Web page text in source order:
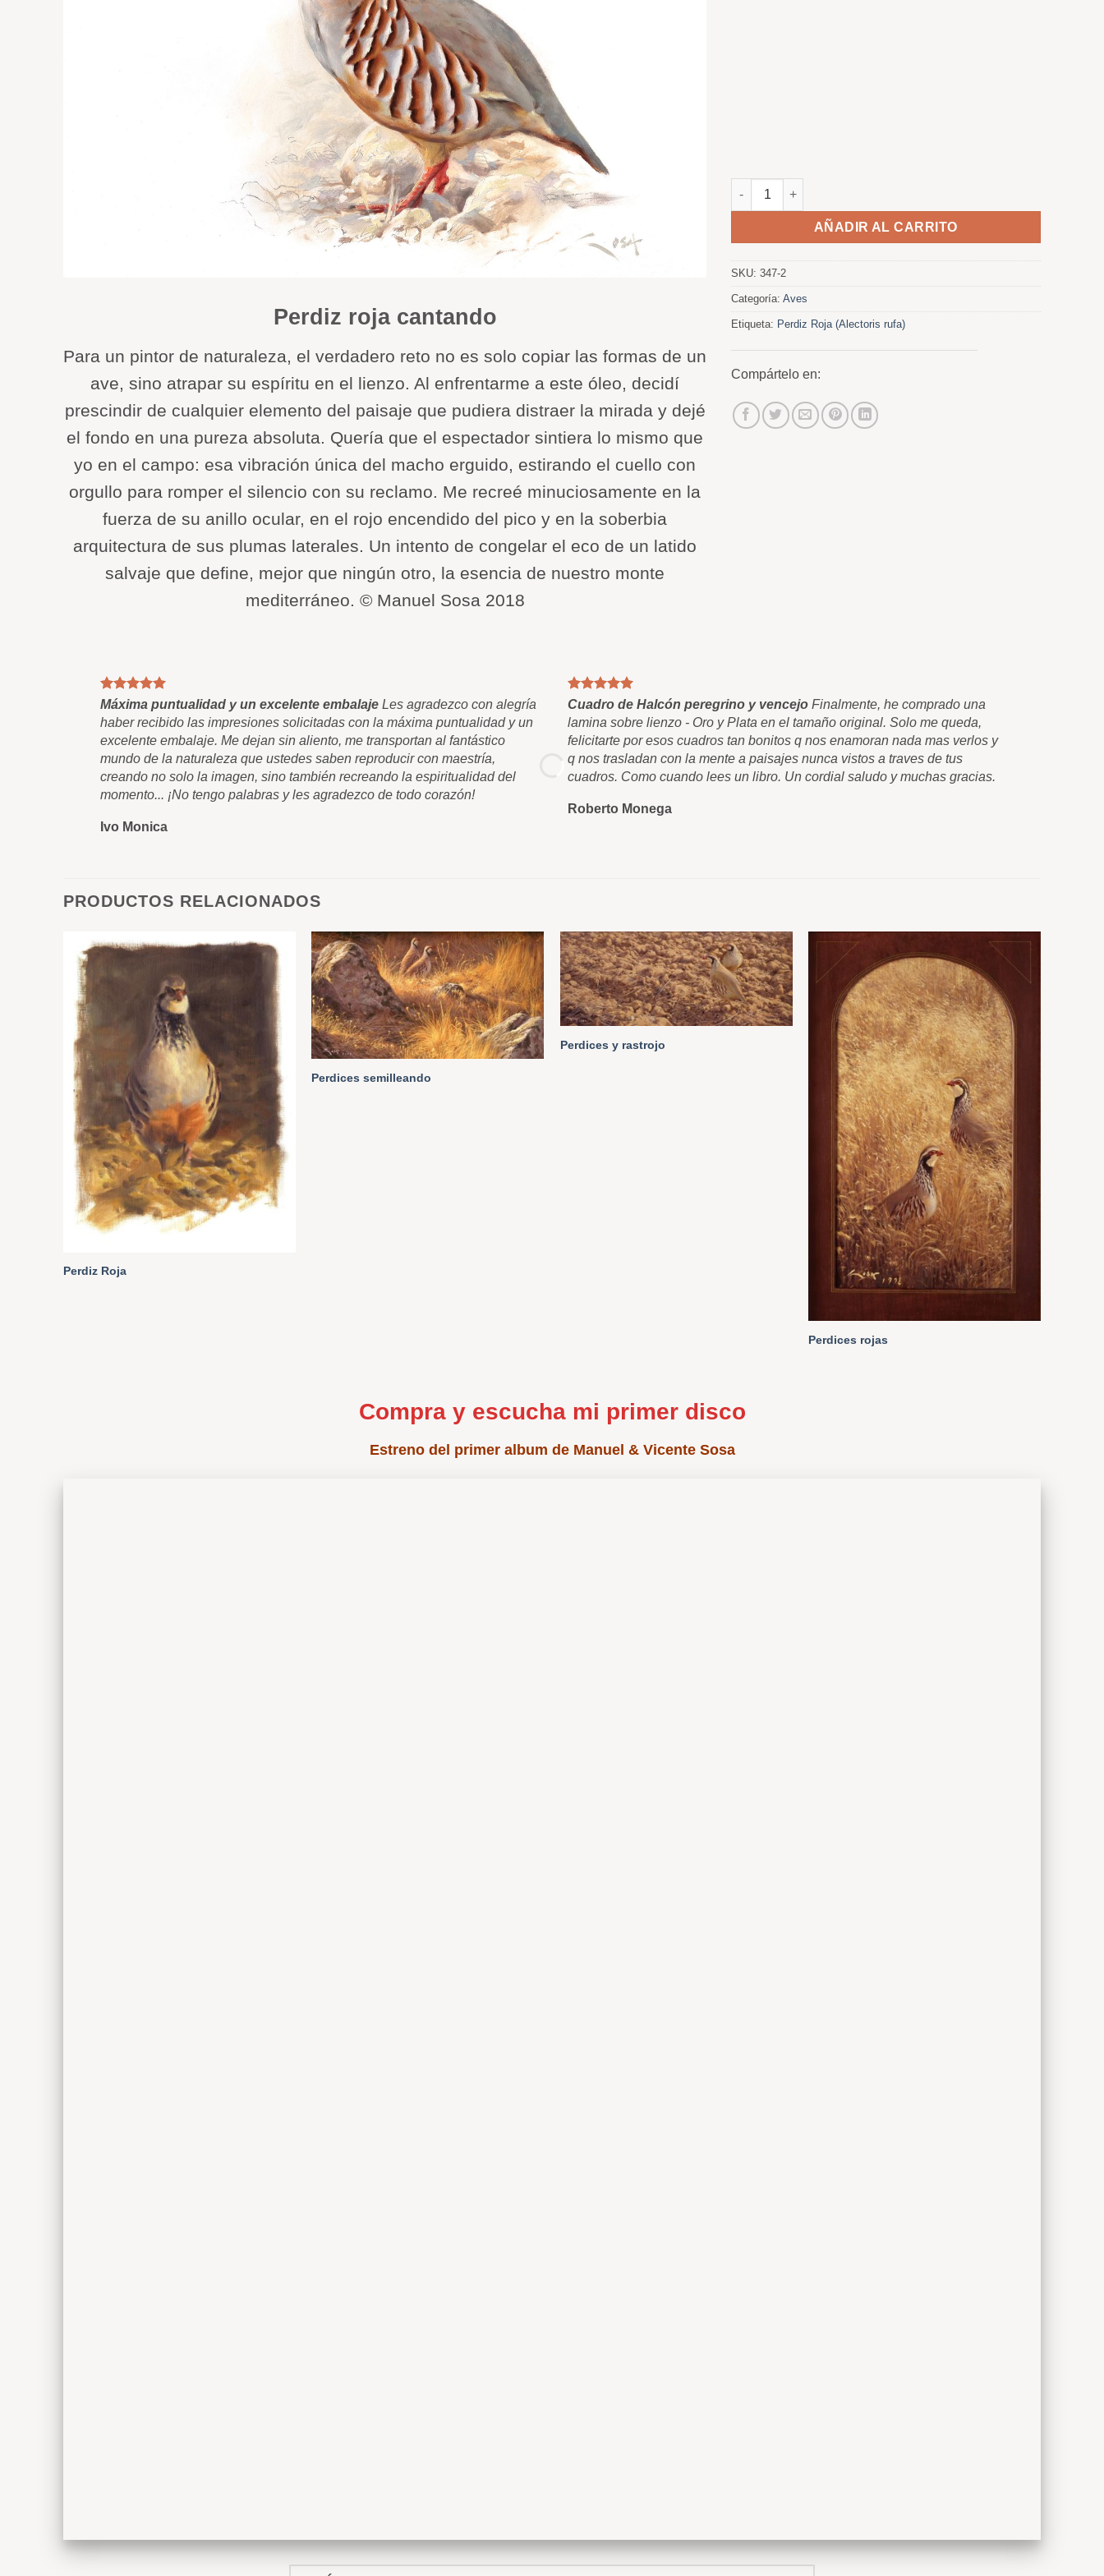
Perdiz roja cantando
Para un pintor de naturaleza, el verdadero reto no es solo copiar las formas de un
ave, sino atrapar su espíritu en el lienzo. Al enfrentarme a este óleo, decidí
prescindir de cualquier elemento del paisaje que pudiera distraer la mirada y dejé
el fondo en una pureza absoluta. Quería que el espectador sintiera lo mismo que
yo en el campo: esa vibración única del macho erguido, estirando el cuello con
orgullo para romper el silencio con su reclamo. Me recreé minuciosamente en la
fuerza de su anillo ocular, en el rojo encendido del pico y en la soberbia
arquitectura de sus plumas laterales. Un intento de congelar el eco de un latido
salvaje que define, mejor que ningún otro, la esencia de nuestro monte
mediterráneo. © Manuel Sosa 2018
Perdiz roja cantando cantidad
AÑADIR AL CARRITO
SKU:347-2
Categoría:Aves
Etiqueta: Perdiz Roja (Alectoris rufa)
Compártelo en:
Máxima puntualidad y un excelente embalaje Les agradezco con alegría
haber recibido las impresiones solicitadas con la máxima puntualidad y un
excelente embalaje. Me dejan sin aliento, me transportan al fantástico
mundo de la naturaleza que ustedes saben reproducir con maestría,
creando no solo la imagen, sino también recreando la espiritualidad del
momento... ¡No tengo palabras y les agradezco de todo corazón!
Ivo Monica
Cuadro de Halcón peregrino y vencejo Finalmente, he comprado una
lamina sobre lienzo - Oro y Plata en el tamaño original. Solo me queda,
felicitarte por esos cuadros tan bonitos q nos enamoran nada mas verlos y
q nos trasladan con la mente a paisajes nunca vistos a traves de tus
cuadros. Como cuando lees un libro. Un cordial saludo y muchas gracias.
Roberto Monega
PRODUCTOS RELACIONADOS
Perdiz Roja
Perdices semilleando
Perdices y rastrojo
Perdices rojas
Compra y escucha mi primer disco
Estreno del primer album de Manuel & Vicente Sosa